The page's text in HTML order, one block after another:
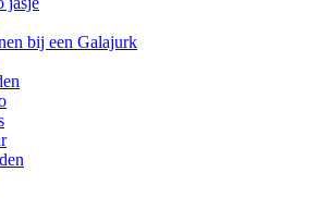
bij een Galajurk